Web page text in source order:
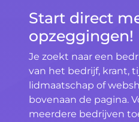
Start direct
opzeggingen!
Je zoekt naar een
van het bedrijf, krant,
lidmaatschap of
bovenaan de pagina.
meerdere bedrijven